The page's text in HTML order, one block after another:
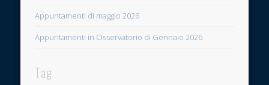
Appuntamenti di maggio 2026
Appuntamenti in Osservatorio di Gennaio 2026
Tag